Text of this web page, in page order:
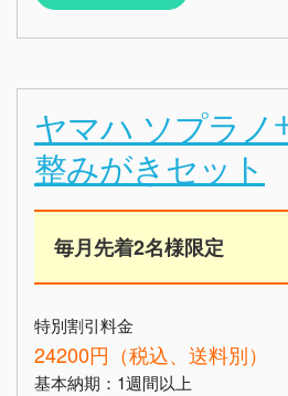
ヤマハ ソプラノ
整みがきセット
毎月先着2名様限定
特別割引料金
24200円（税込、送料別）
基本納期：1週間以上